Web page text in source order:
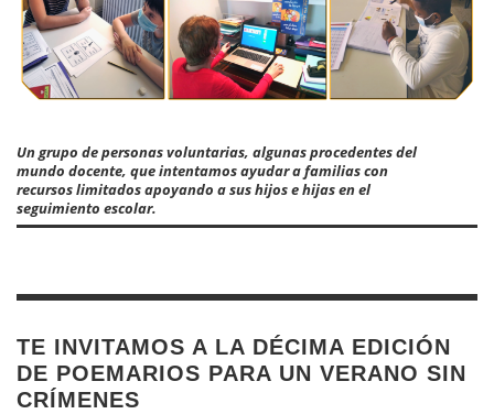
Un grupo de personas voluntarias, algunas procedentes del
mundo docente, que intentamos ayudar a familias con
recursos limitados apoyando a sus hijos e hijas en el
seguimiento escolar.
TE INVITAMOS A LA DÉCIMA EDICIÓN
DE POEMARIOS PARA UN VERANO SIN
CRÍMENES